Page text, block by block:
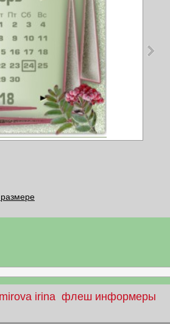
irina флеш информеры